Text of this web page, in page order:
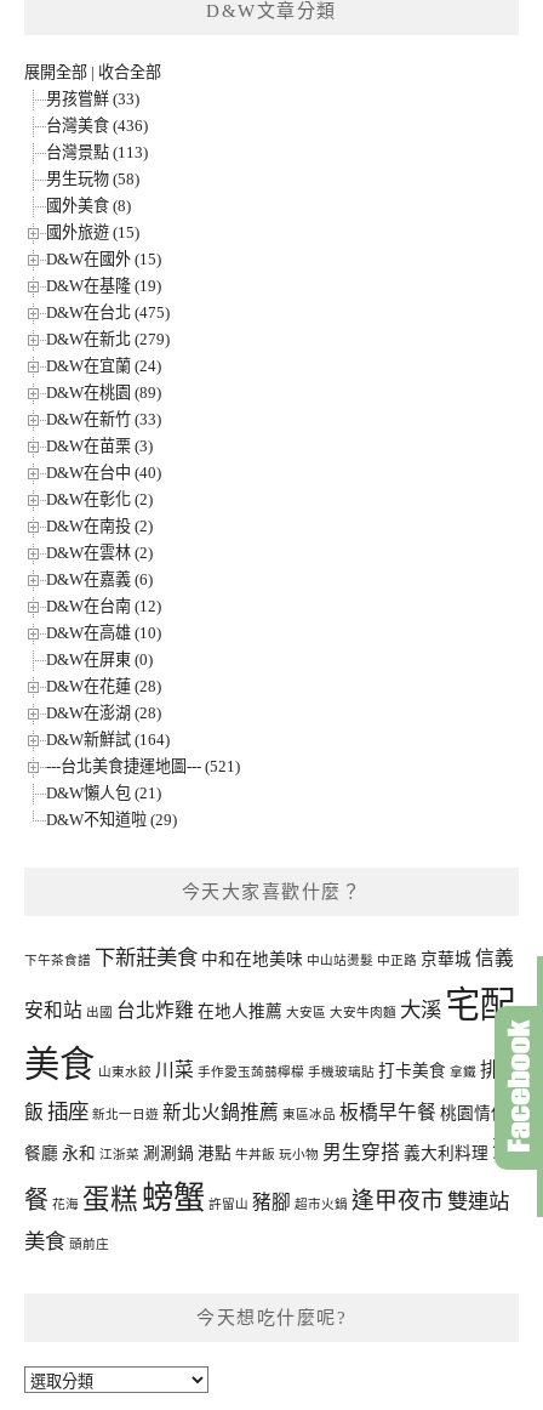
D&W文章分類
展開全部 | 收合全部
男孩嘗鮮 (33)
台灣美食 (436)
台灣景點 (113)
男生玩物 (58)
國外美食 (8)
國外旅遊 (15)
D&W在國外 (15)
D&W在基隆 (19)
D&W在台北 (475)
D&W在新北 (279)
D&W在宜蘭 (24)
D&W在桃園 (89)
D&W在新竹 (33)
D&W在苗栗 (3)
D&W在台中 (40)
D&W在彰化 (2)
D&W在南投 (2)
D&W在雲林 (2)
D&W在嘉義 (6)
D&W在台南 (12)
D&W在高雄 (10)
D&W在屏東 (0)
D&W在花蓮 (28)
D&W在澎湖 (28)
D&W新鮮試 (164)
---台北美食捷運地圖--- (521)
D&W懶人包 (21)
D&W不知道啦 (29)
今天大家喜歡什麼？
下午茶食譜 下新莊美食 中和在地美味 中山站燙髮 中正路 京華城 信義
安和站 出國 台北炸雞 在地人推薦 大安區 大安牛肉麵 大溪 宅配
美食 山東水餃 川菜 手作愛玉蒟蒻檸檬 手機玻璃貼 打卡美食 拿鐵 排骨
飯 插座 新北一日遊 新北火鍋推薦 東區冰品 板橋早午餐 桃園情侶
餐廳 永和 江浙菜 涮涮鍋 港點 牛丼飯 玩小物 男生穿搭 義大利料理 聚
餐 花海 蛋糕 螃蟹 許留山 豬腳 超市火鍋 逢甲夜市 雙連站
美食 頭前庄
今天想吃什麼呢?
今